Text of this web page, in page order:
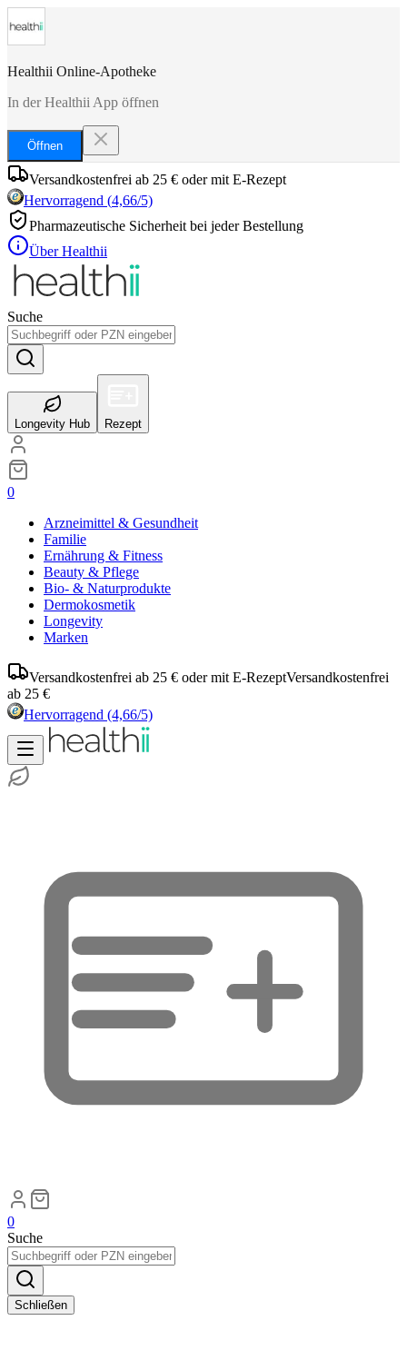
Healthii Online-Apotheke
In der Healthii App öffnen
Öffnen
Versandkostenfrei ab 25 € oder mit E-Rezept
Hervorragend (4,66/5)
Pharmazeutische Sicherheit bei jeder Bestellung
Über Healthii
Suche
Longevity Hub Rezept
0
Arzneimittel & Gesundheit
Familie
Ernährung & Fitness
Beauty & Pflege
Bio- & Naturprodukte
Dermokosmetik
Longevity
Marken
Versandkostenfrei ab 25 € oder mit E-RezeptVersandkostenfrei
ab 25 €
Hervorragend (4,66/5)
0
Suche
Schließen